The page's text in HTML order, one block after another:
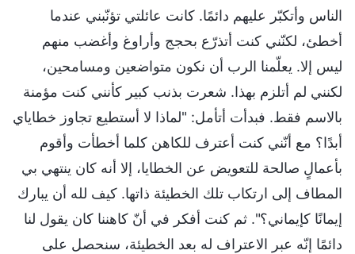
الناس وأتكبّر عليهم دائمًا. كانت عائلتي تؤنّبني عندما
أخطئ، لكنّني كنت أتذرّع بحجج وأراوغ وأغضب منهم
ليس إلا. يعلّمنا الرب أن نكون متواضعين ومسامحين،
لكنني لم أتلزم بهذا. شعرت بذنب كبير كأنني كنت مؤمنة
بالاسم فقط. فبدأت أتأمل: "لماذا لا أستطيع تجاوز خطاياي
أبدًا؟ مع أنّني كنت أعترف للكاهن كلما أخطأت وأقوم
بأعمالٍ صالحة للتعويض عن الخطايا، إلا أنه كان ينتهي بي
المطاف إلى ارتكاب تلك الخطيئة ذاتها. كيف لله أن يبارك
إيمانًا كإيماني؟". ثم كنت أفكر في أنّ كاهننا كان يقول لنا
دائمًا إنّه عبر الاعتراف له بعد الخطيئة، سنحصل على